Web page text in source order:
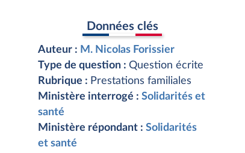
Données clés
Auteur : M. Nicolas Forissier
Type de question : Question écrite
Rubrique : Prestations familiales
Ministère interrogé : Solidarités et
santé
Ministère répondant : Solidarités
et santé